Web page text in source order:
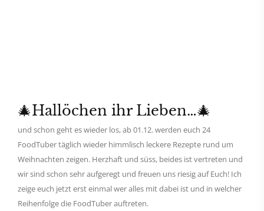
🎄Hallöchen ihr Lieben…🎄
und schon geht es wieder los, ab 01.12. werden euch 24
FoodTuber täglich wieder himmlisch leckere Rezepte rund um
Weihnachten zeigen. Herzhaft und süss, beides ist vertreten und
wir sind schon sehr aufgeregt und freuen uns riesig auf Euch! Ich
zeige euch jetzt erst einmal wer alles mit dabei ist und in welcher
Reihenfolge die FoodTuber auftreten.